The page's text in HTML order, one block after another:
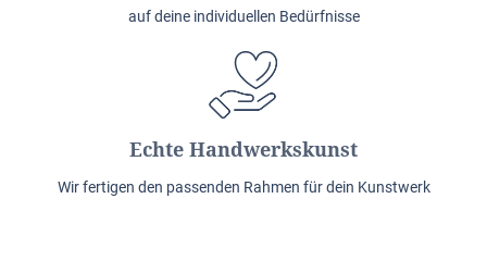
auf deine individuellen Bedürfnisse
Echte Handwerkskunst
Wir fertigen den passenden Rahmen für dein Kunstwerk